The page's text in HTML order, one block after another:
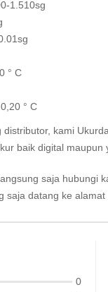
1.510sg
° C
° C
distributor, kami
baik digital maupun
saja hubungi
saja datang ke
0